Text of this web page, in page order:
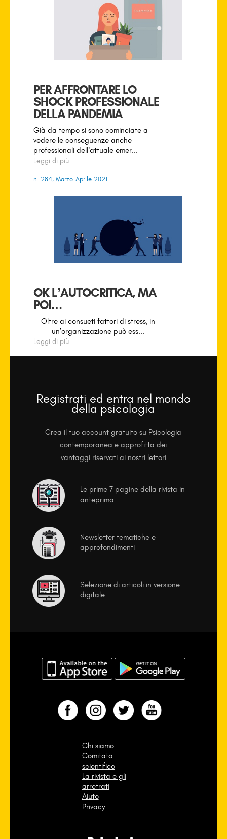
PER AFFRONTARE LO
SHOCK PROFESSIONALE
DELLA PANDEMIA
Già da tempo si sono cominciate a
vedere le conseguenze anche
professionali dell’attuale emer...
Leggi di più
n. 284, Marzo-Aprile 2021
OK L’AUTOCRITICA, MA
POI…
Oltre ai consueti fattori di stress, in
un’organizzazione può ess...
Leggi di più
Registrati ed entra nel mondo
della psicologia
Crea il tuo account gratuito su Psicologia
contemporanea e approfitta dei
vantaggi riservati ai nostri lettori
Le prime 7 pagine della rivista in
anteprima
Newsletter tematiche e
approfondimenti
Selezione di articoli in versione
digitale
Chi siamo
Comitato
scientifico
La rivista e gli
arretrati
Aiuto
Privacy